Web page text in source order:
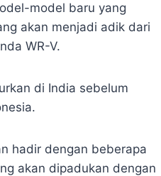
model baru yang
akan menjadi adik dari
WR-V.
di India sebelum
hadir dengan beberapa
akan dipadukan dengan